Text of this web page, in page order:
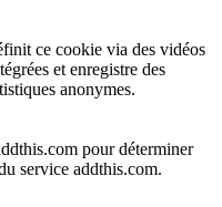
ce cookie via des vidéos
et enregistre des
anonymes.
pour déterminer
service addthis.com.